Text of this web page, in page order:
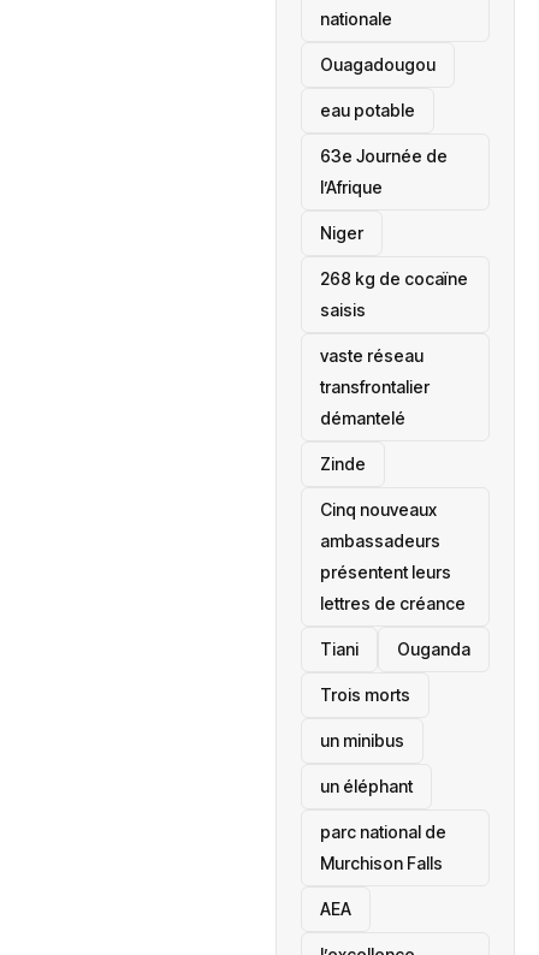
nationale
‎Ouagadougou
eau potable
63e Journée de
l’Afrique
‎Niger
268 kg de cocaïne
saisis
vaste réseau
transfrontalier
démantelé
Zinde
Cinq nouveaux
ambassadeurs
présentent leurs
lettres de créance
Tiani ‎Ouganda
Trois morts
un minibus
un éléphant
parc national de
Murchison Falls
AEA